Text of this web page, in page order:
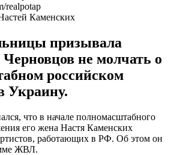
realpotap
Каменских
призывала
Черновцов не молчать о
российском
Украину.
что в начале полномасштабного
его жена Настя Каменских
работающих в РФ. Об этом он
ЖВЛ.